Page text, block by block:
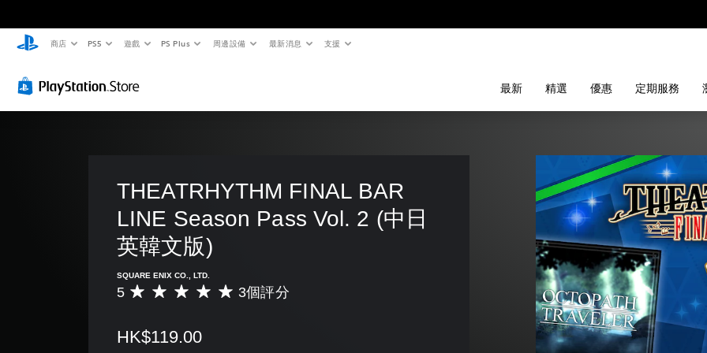
商店 PS5 遊戲 PS Plus 周邊設備 最新消息 支援
最新 精選 優惠 定期服務
THEATRHYTHM FINAL BAR
LINE Season Pass Vol. 2 (中日
英韓文版)
SQUARE ENIX CO., LTD.
平
分
5 3個評分
HK$119.00